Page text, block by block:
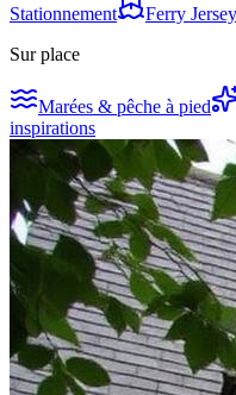
Stationnement
Ferry Jersey
Sur place
Marées & pêche à pied
inspirations